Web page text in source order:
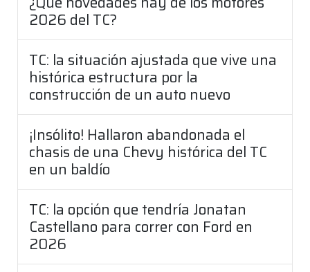
2026 del TC?
TC: la situación ajustada que vive una
histórica estructura por la
construcción de un auto nuevo
¡Insólito! Hallaron abandonada el
chasis de una Chevy histórica del TC
en un baldío
TC: la opción que tendría Jonatan
Castellano para correr con Ford en
2026